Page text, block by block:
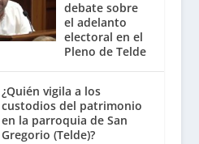
debate sobre
el adelanto
electoral en el
Pleno de Telde
¿Quién vigila a los
custodios del patrimonio
en la parroquia de San
Gregorio (Telde)?